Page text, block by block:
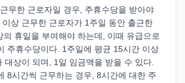
무한 근로자일 경우, 주휴수당을 받아야
상 근무한 근로자가 1주일 동안 출근한
의 휴일을 부여해야 하는데, 이때 유급으로
주휴수당이다. 1주일에 평균 15시간 이상
대상이 되며, 1일 임금액을 받을 수 있다.
8시간씩 근무하는 경우, 8시간에 대한 주